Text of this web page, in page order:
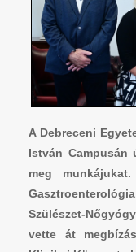
A Debreceni
István Campusán
meg
Szülészet-
vette át